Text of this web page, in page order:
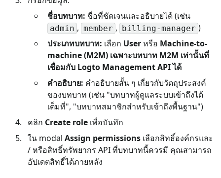
ชื่อบทบาท: ชื่อที่ชัดเจนและอธิบายได้ (เช่น
admin , member , billing-manager )
ประเภทบทบาท: เลือก Userหรือ Machine-to-
machine (M2M) เฉพาะบทบาท M2M เท่านั้นที่
เชื่อมกับ Logto Management API ได้
คำอธิบาย: คำอธิบายสั้น ๆ เกี่ยวกับวัตถุประสงค์
ของบทบาท (เช่น "บทบาทผู้ดูแลระบบเข้าถึงได้
เต็มที่", "บทบาทสมาชิกสำหรับเข้าถึงพื้นฐาน")
คลิก Create role เพื่อบันทึก
ใน modal Assign permissions เลือกสิทธิ์องค์กรและ
/ หรือสิทธิ์ทรัพยากร API ที่บทบาทนี้ควรมี คุณสามารถ
อัปเดตสิทธิ์ได้ภายหลัง